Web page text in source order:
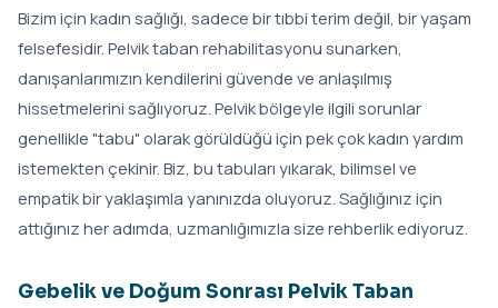
Bizim için kadın sağlığı, sadece bir tıbbi terim değil, bir yaşam
felsefesidir. Pelvik taban rehabilitasyonu sunarken,
danışanlarımızın kendilerini güvende ve anlaşılmış
hissetmelerini sağlıyoruz. Pelvik bölgeyle ilgili sorunlar
genellikle "tabu" olarak görüldüğü için pek çok kadın yardım
istemekten çekinir. Biz, bu tabuları yıkarak, bilimsel ve
empatik bir yaklaşımla yanınızda oluyoruz. Sağlığınız için
attığınız her adımda, uzmanlığımızla size rehberlik ediyoruz.
Gebelik ve Doğum Sonrası Pelvik Taban